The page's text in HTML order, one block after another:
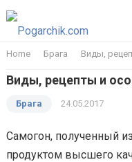
Home Брага Виды,
Виды, рецепты и
Брага 24.05.2017
Самогон, полученный
продуктом высшего